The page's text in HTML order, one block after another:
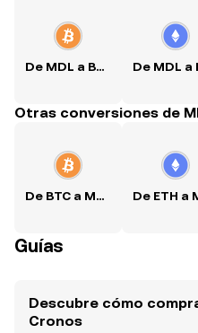
De MDL a BTC
Otras conversiones de
De BTC a MDL
Guías
Descubre cómo
Cronos